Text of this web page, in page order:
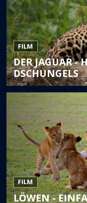
FILM
DER JAGUAR -
DSCHUNGELS
FILM
LÖWEN -